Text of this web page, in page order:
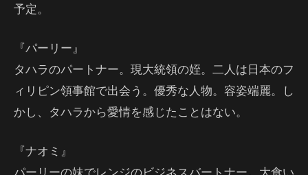
予定。
『パーリー』
タハラのパートナー。現大統領の姪。二人は日本のフ
ィリピン領事館で出会う。優秀な人物。容姿端麗。し
かし、タハラから愛情を感じたことはない。
『ナオミ』